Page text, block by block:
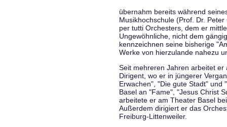
übernahm bereits während
Musikhochschule (Prof. Dr.
per tutti Orchesters, dem er
Ungewöhnliche, nicht dem
kennzeichnen seine bisherige
Werke von hierzulande nahezu
Seit mehreren Jahren arbeitet
Dirigent, wo er in jüngerer
Erwachen", "Die gute Stadt" und
Basel an "Fame", "Jesus Christ
arbeitete er am Theater Basel
Außerdem dirigiert er das
Freiburg-Littenweiler.